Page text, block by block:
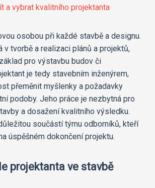
a vybrat kvalitního projektanta
osobou při každé stavbě a designu.
v tvorbě a realizaci plánů a projektů,
pro výstavbu budov či
je tedy stavebním inženýrem,
přeměnit myšlenky a požadavky
podoby. Jeho práce je nezbytná pro
a dosažení kvalitního výsledku.
součástí týmu odborníků, kteří
úspěšném dokončení projektu.
projektanta ve stavbě